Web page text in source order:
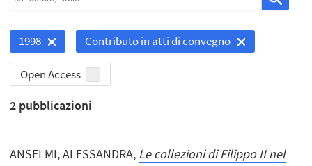
1998 Contributo in atti di convegno
Open Access
2 pubblicazioni
ANSELMI, ALESSANDRA, Le collezioni di Filippo II nel